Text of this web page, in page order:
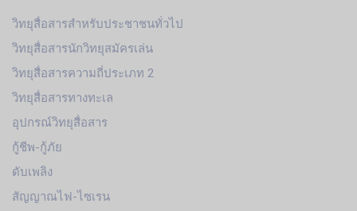
วิทยุสื่อสารสำหรับประชาชนทั่วไป
วิทยุสื่อสารนักวิทยุสมัครเล่น
วิทยุสื่อสารความถี่ประเภท 2
วิทยุสื่อสารทางทะเล
อุปกรณ์วิทยุสื่อสาร
กู้ชีพ-กู้ภัย
ดับเพลิง
สัญญาณไฟ-ไซเรน